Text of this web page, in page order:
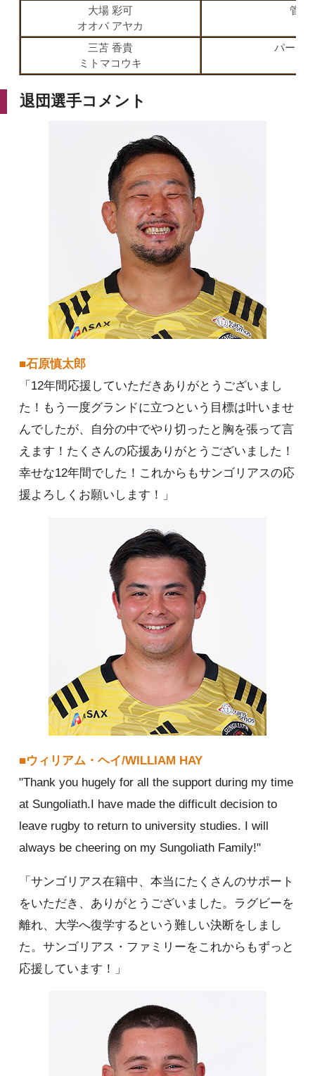
大場 彩可
オオバ アヤカ
管理
三苫 香貴
ミトマコウキ
パート
退団選手コメント
■石原慎太郎
「12年間応援していただきありがとうございまし
た！もう一度グランドに立つという目標は叶いませ
んでしたが、自分の中でやり切ったと胸を張って言
えます！たくさんの応援ありがとうございました！
幸せな12年間でした！これからもサンゴリアスの応
援よろしくお願いします！」
■ウィリアム・ヘイ/WILLIAM HAY
"Thank you hugely for all the support during my time
at Sungoliath.I have made the difficult decision to
leave rugby to return to university studies. I will
always be cheering on my Sungoliath Family!"
「サンゴリアス在籍中、本当にたくさんのサポート
をいただき、ありがとうございました。ラグビーを
離れ、大学へ復学するという難しい決断をしまし
た。サンゴリアス・ファミリーをこれからもずっと
応援しています！」